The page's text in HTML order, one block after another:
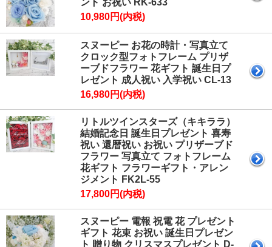
ント お祝い RK-633
10,980円(内税)
スヌーピー お花の時計・写真立て
クロック型フォトフレーム プリザ
ーブドフラワー 花ギフト 誕生日プ
レゼント 成人祝い 入学祝い CL-13
16,980円(内税)
リトルツインスターズ（キキララ）
結婚記念日 誕生日プレゼント 喜寿
祝い 還暦祝い お祝い プリザーブド
フラワー 写真立て フォトフレーム
花ギフト フラワーギフト・アレン
ジメント FK2L-55
17,800円(内税)
スヌーピー 電報 祝電 花 プレゼント
ギフト 花束 お祝い 誕生日プレゼン
ト 贈り物 クリスマスプレゼント D-